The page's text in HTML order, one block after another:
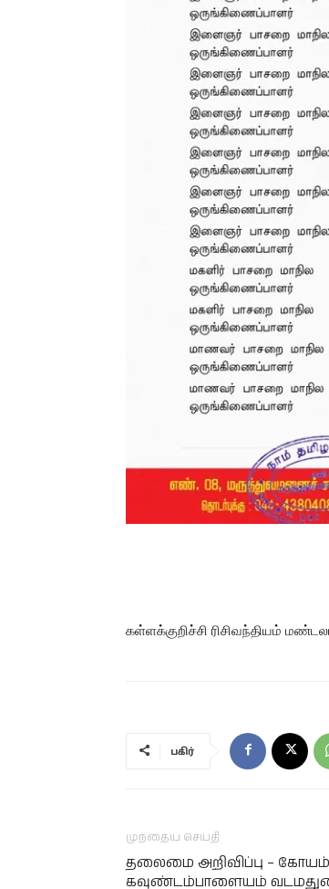
கள்ளக்குறிச்சி ரிசிவந்தியம்
பகிர்
முந்தைய செய்தி
தலைமை அறிவிப்பு –
கவுண்டம்பாளையம்